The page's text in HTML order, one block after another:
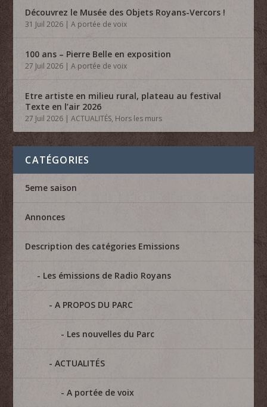
Découvrez le Musée des Objets Royans-Vercors !
31 Juil 2026 |A portée de voix
100 ans – Pierre Belle en exposition
27 Juil 2026 |A portée de voix
Etre artiste en milieu rural, plateau au festival
Texte en l’air 2026
27 Juil 2026 |ACTUALITÉS, Hors les murs
CATÉGORIES
5eme saison
Annonces
Description des catégories Emissions
Les émissions de Radio Royans
A PROPOS DU PARC
Les nouvelles du Parc
ACTUALITÉS
A portée de voix